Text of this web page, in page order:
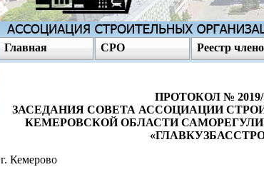
Главная СРО Реестр
ПРОТОКОЛ № 2019/
ЗАСЕДАНИЯ СОВЕТА АССОЦИАЦИИ
КЕМЕРОВСКОЙ ОБЛАСТИ
г. Кемерово 27